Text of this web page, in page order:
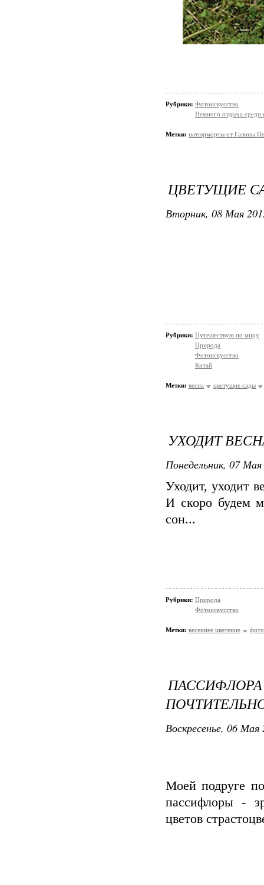
Рубрики: Фотоискусство
Немного отдыха среди
Метки: натюрморты от Галины
ЦВЕТУЩИЕ
Вторник, 08 Мая
Рубрики: Путешествую по миру
Природа
Фотоискусство
Китай
Метки: весна цветущие сады
УХОДИТ
Понедельник, 07
Уходит, уходит
И скоро будем
сон...
Рубрики: Природа
Фотоискусство
Метки: весеннее цветение фото
Воскресенье, 06
Моей подруге
пассифлоры -
цветов